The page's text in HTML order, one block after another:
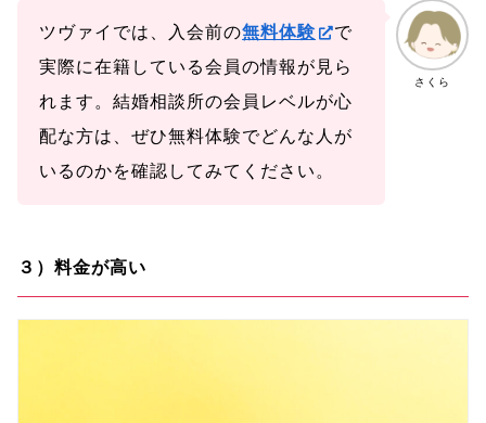
さくら
ツヴァイでは、入会前の無料体験
で
実際に在籍している会員の情報が見ら
れます。結婚相談所の会員レベルが心
配な方は、ぜひ無料体験でどんな人が
いるのかを確認してみてください。
３）料金が高い